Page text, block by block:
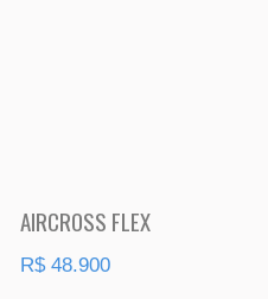
AIRCROSS FLEX
R$ 48.900